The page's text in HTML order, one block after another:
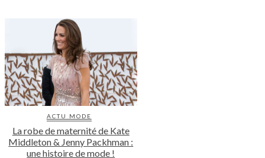
ACTU MODE
La robe de maternité de Kate
Middleton & Jenny Packhman :
une histoire de mode !